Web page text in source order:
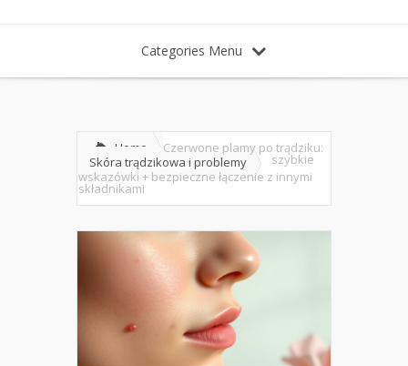
Categories Menu
Home
Skóra trądzikowa i problemy
Czerwone plamy po trądziku:
szybkie
wskazówki + bezpieczne łączenie z innymi
składnikami